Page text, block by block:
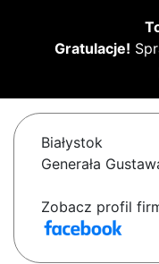
Gratulacje!
Białystok
Generała
Zobacz profil